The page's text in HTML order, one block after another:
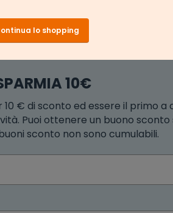
10€
€ di sconto ed essere il primo a
Puoi ottenere un buono sconto
sconto non sono cumulabili.
lo shopping